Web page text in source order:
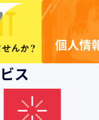
ス